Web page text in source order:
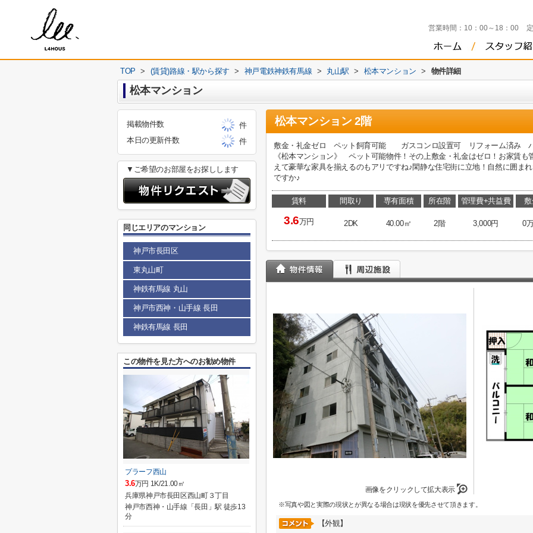
営業時間： 10：00～18：00
TOP > (賃貸)路線・駅から探す > 神戸電鉄神鉄有馬線 > 丸山駅 > 松本マンション > 物件詳細
松本マンション
松本マンション 2階
敷金・礼金ゼロ ペット飼育可能 ガスコンロ設置可 リフォーム済み
《松本マンション》 ペット可能物件！その上敷金・礼金はゼロ！お家賃も
えて豪華な家具を揃えるのもアリですね♪閑静な住宅街に立地！自然に囲ま
ですか♪
賃料
3.6万円
間取り
2DK
専有面積
40.00㎡
所在階
2階
管理費+共益費
3,000円 0
画像をクリックして拡大表示
※写真や図と実際の現状とが異なる場合は現状を優先させて頂きます。
【外観】
掲載物件数
件
本日の更新件数
件
▼ご希望のお部屋をお探しします
同じエリアのマンション
神戸市長田区
東丸山町
神鉄有馬線 丸山
神戸市西神・山手線 長田
神鉄有馬線 長田
この物件を見た方へのお勧め物件
プラーフ西山
3.6万円 1K/21.00㎡
兵庫県神戸市長田区西山町３丁目
神戸市西神・山手線「長田」駅 徒歩13
分